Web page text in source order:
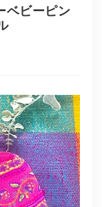
ベビーピン